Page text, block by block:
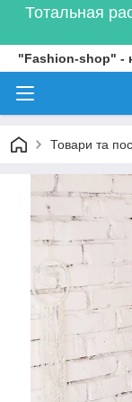
Тотальная
"Fashion-shop" -
Товари та